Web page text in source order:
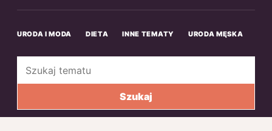
URODA I MODA DIETA INNE TEMATY URODA MĘSKA
Szukaj
Szukaj